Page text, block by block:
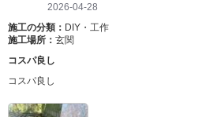
2026-04-28
施工の分類： DIY・工作
施工場所： 玄関
コスパ良し
コスパ良し